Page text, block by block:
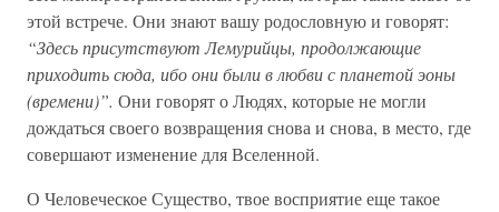
этой встрече. Они знают вашу родословную и говорят:
“Здесь присутствуют Лемурийцы, продолжающие
приходить сюда, ибо они были в любви с планетой эоны
(времени)”. Они говорят о Людях, которые не могли
дождаться своего возвращения снова и снова, в место, где
совершают изменение для Вселенной.
О Человеческое Существо, твое восприятие еще такое